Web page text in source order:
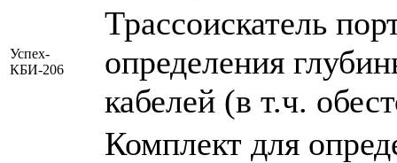
Успех-
КБИ-206
Трассоискатель
определения
кабелей (в т.ч.
Комплект для